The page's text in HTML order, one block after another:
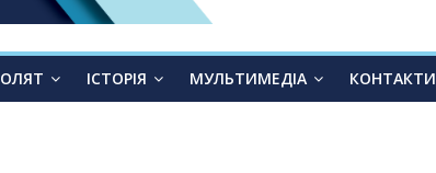
ІСТОРІЯ МУЛЬТИМЕДІА КОНТАКТИ